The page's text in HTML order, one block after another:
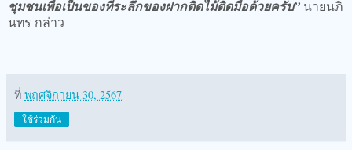
ชุมชนเพื่อเป็นของที่ระลึกของฝากติดไม้ติดมือด้วยครับ” นายนภิ
นทร กล่าว
ที่ พฤศจิกายน 30, 2567
ใช้ร่วมกัน